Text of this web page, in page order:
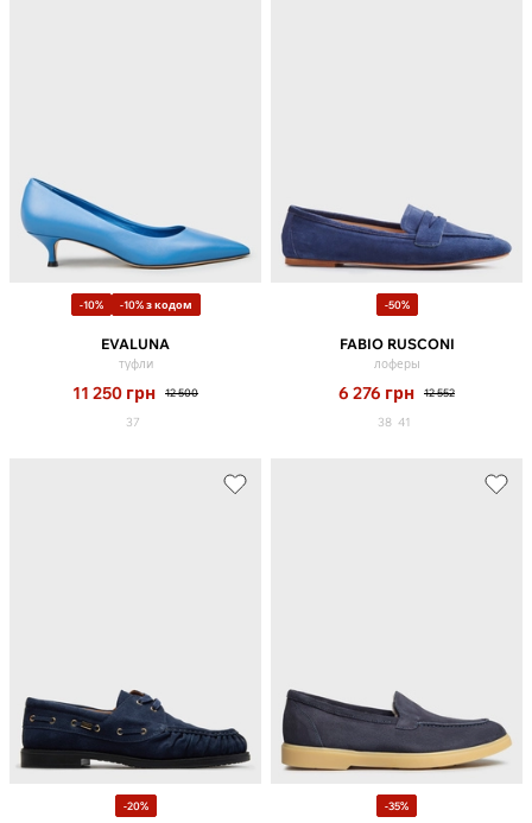
-10% -10% з кодом
EVALUNA
туфли
11 250 грн 12 500
37
-50%
FABIO RUSCONI
лоферы
6 276 грн 12 552
38 41
-20% -35%